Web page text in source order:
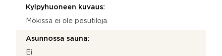
Kylpyhuoneen kuvaus:
Mökissä ei ole pesutiloja.
Asunnossa sauna:
Ei